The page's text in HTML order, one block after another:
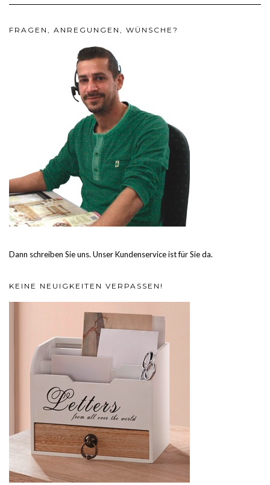
FRAGEN, ANREGUNGEN, WÜNSCHE?
Dann schreiben Sie uns. Unser Kundenservice ist für Sie da.
KEINE NEUIGKEITEN VERPASSEN!